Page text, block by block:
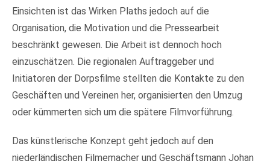
Einsichten ist das Wirken Plaths jedoch auf die
Organisation, die Motivation und die Pressearbeit
beschränkt gewesen. Die Arbeit ist dennoch hoch
einzuschätzen. Die regionalen Auftraggeber und
Initiatoren der Dorpsfilme stellten die Kontakte zu den
Geschäften und Vereinen her, organisierten den Umzug
oder kümmerten sich um die spätere Filmvorführung.
Das künstlerische Konzept geht jedoch auf den
niederländischen Filmemacher und Geschäftsmann Johan